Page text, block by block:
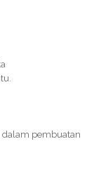
dalam pembuatan